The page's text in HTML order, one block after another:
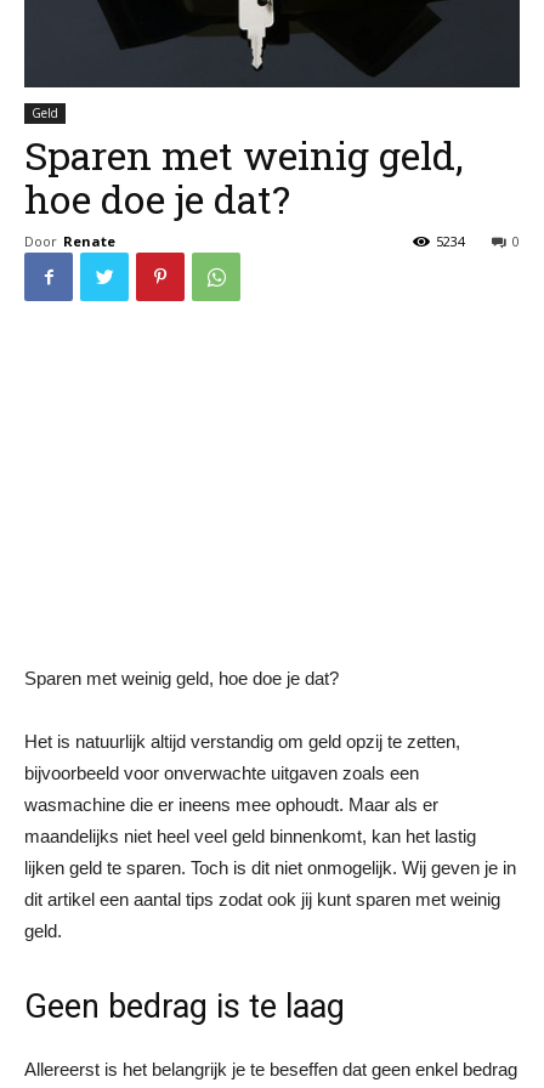
Geld
Sparen met weinig geld,
hoe doe je dat?
Door Renate 0
5234
Sparen met weinig geld, hoe doe je dat?
Het is natuurlijk altijd verstandig om geld opzij te zetten,
bijvoorbeeld voor onverwachte uitgaven zoals een
wasmachine die er ineens mee ophoudt. Maar als er
maandelijks niet heel veel geld binnenkomt, kan het lastig
lijken geld te sparen. Toch is dit niet onmogelijk. Wij geven je in
dit artikel een aantal tips zodat ook jij kunt sparen met weinig
geld.
Geen bedrag is te laag
Allereerst is het belangrijk je te beseffen dat geen enkel bedrag